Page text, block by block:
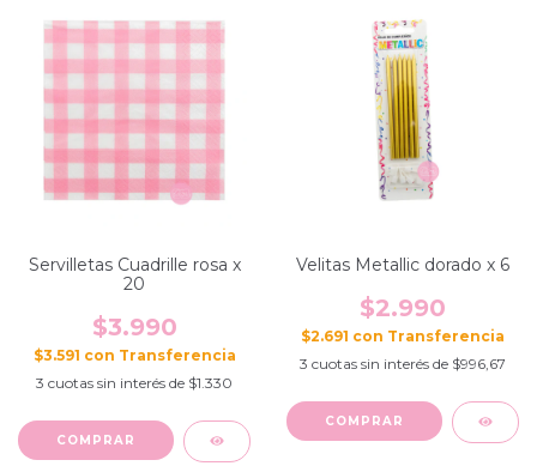
Servilletas Cuadrille rosa x
20
$3.990
$3.591 con
3 cuotas sin interés de $1.330
Velitas Metallic dorado x 6
$2.990
$2.691 con
3 cuotas sin interés de $996,67